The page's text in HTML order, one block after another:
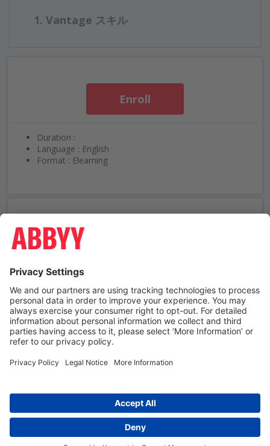
1. Vantage スキル
Enroll
Duration :
Language : English
Format : Elearning
Need help using ABBYY University?
Contact us
Terms and Conditions
Cookie Policy
ABBYY corporate website
2026 ABBYY. All rights reserved